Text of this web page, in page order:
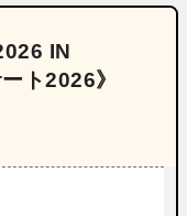
IN
ト2026》